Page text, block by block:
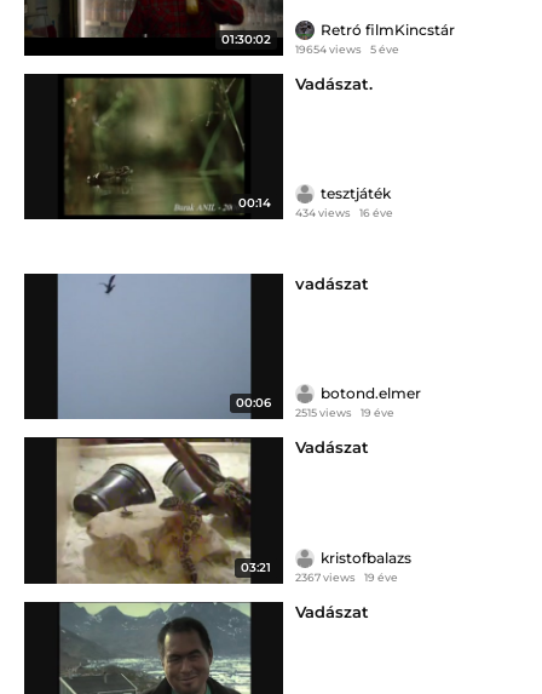
01:30:02
Retró filmKincstár
19654 views 5 éve
00:14
Vadászat.
tesztjáték
434 views 16 éve
00:06
vadászat
botond.elmer
2515 views 19 éve
03:21
Vadászat
kristofbalazs
2367 views 19 éve
Vadászat